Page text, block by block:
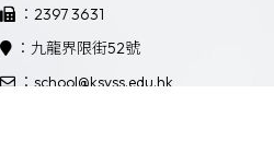
：2397 3631
：九龍界限街52號
：school@ksyss.edu.hk